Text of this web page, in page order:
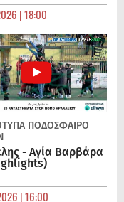
| 18:00
ΠΟΔΌΣΦΑΙΡΟ
- Αγία Βαρβάρα
| 16:00